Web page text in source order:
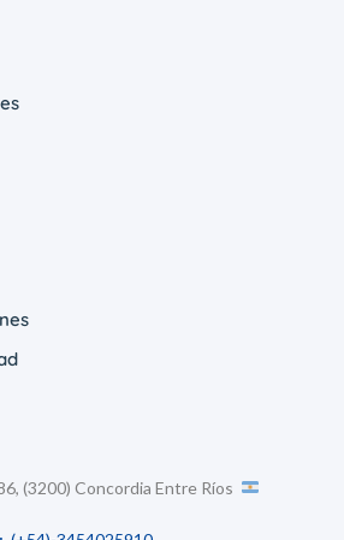
(3200) Concordia Entre Ríos